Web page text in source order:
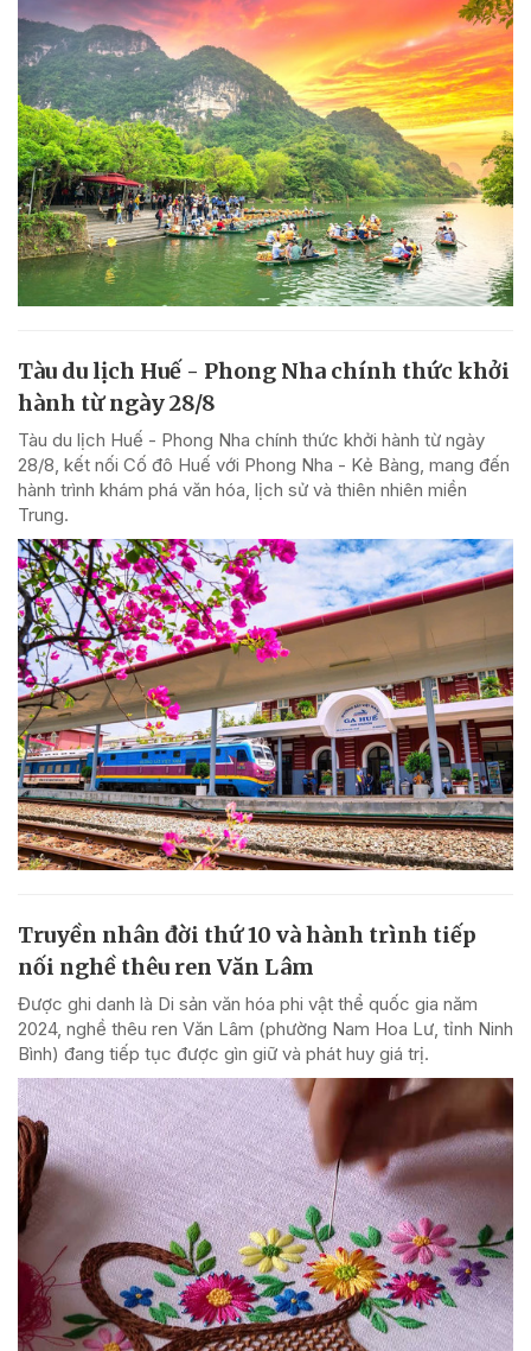
Tàu du lịch Huế - Phong Nha chính thức khởi
hành từ ngày 28/8
Tàu du lịch Huế - Phong Nha chính thức khởi hành từ ngày
28/8, kết nối Cố đô Huế với Phong Nha - Kẻ Bàng, mang đến
hành trình khám phá văn hóa, lịch sử và thiên nhiên miền
Trung.
Truyền nhân đời thứ 10 và hành trình tiếp
nối nghề thêu ren Văn Lâm
Được ghi danh là Di sản văn hóa phi vật thể quốc gia năm
2024, nghề thêu ren Văn Lâm (phường Nam Hoa Lư, tỉnh Ninh
Bình) đang tiếp tục được gìn giữ và phát huy giá trị.